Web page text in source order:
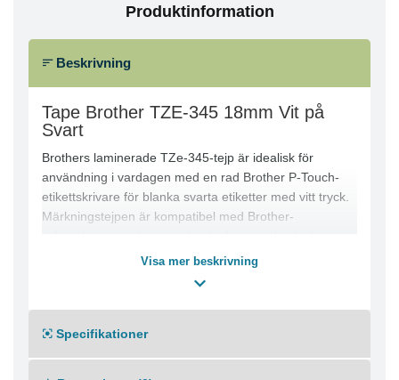
Produktinformation
Beskrivning
Tape Brother TZE-345 18mm Vit på
Svart
Brothers laminerade TZe-345-tejp är idealisk för
användning i vardagen med en rad Brother P-Touch-
etikettskrivare för blanka svarta etiketter med vitt tryck.
Märkningstejpen är kompatibel med Brother-
Ladda och mata ut rullar enkelt när du behöver byta
inomhus och utomhus under normala förhållanden, och
passar bäst för plana och jämna ytor.
Visa mer beskrivning
Specifikationer